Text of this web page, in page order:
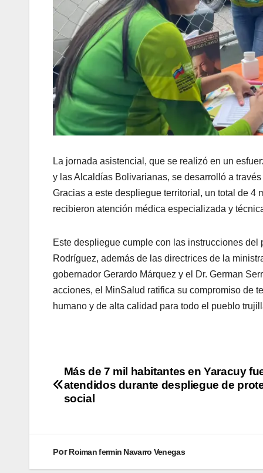
La jornada asistencial, que se realizó en un
y las Alcaldías Bolivarianas, se desarrolló a
Gracias a este despliegue territorial, un total de
recibieron atención médica especializada y
Este despliegue cumple con las instrucciones
Rodríguez, además de las directrices de la
gobernador Gerardo Márquez y el Dr. German
acciones, el MinSalud ratifica su compromiso de
humano y de alta calidad para todo el pueblo
Más de 7 mil habitantes en Yaracuy
atendidos durante despliegue de
social
PorRoiman fermin Navarro Venegas